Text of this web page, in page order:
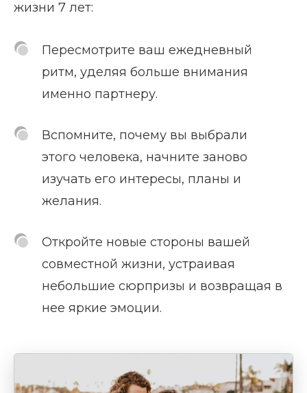
жизни 7 лет:
Пересмотрите ваш ежедневный
ритм, уделяя больше внимания
именно партнеру.
Вспомните, почему вы выбрали
этого человека, начните заново
изучать его интересы, планы и
желания.
Откройте новые стороны вашей
совместной жизни, устраивая
небольшие сюрпризы и возвращая в
нее яркие эмоции.